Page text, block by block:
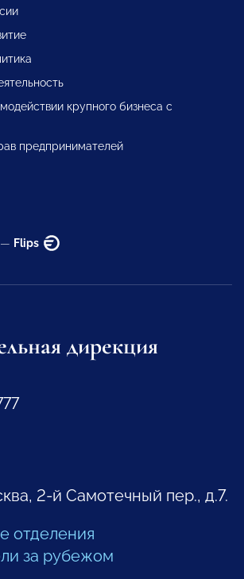
крупного бизнеса с
предпринимателей
— Flips
дирекция
2-й Самотечный пер., д.7.
отделения
за рубежом